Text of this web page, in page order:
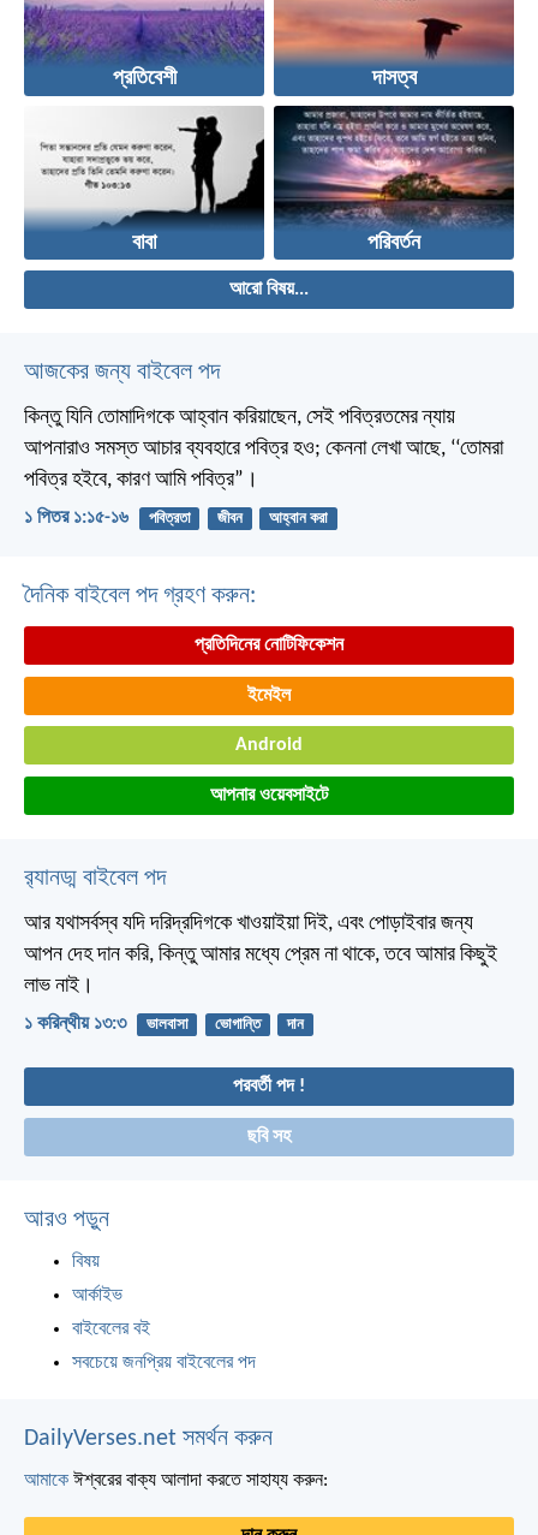
প্রতিবেশী দাসত্ব
বাবা পরিবর্তন
আরো বিষয়...
আজকের জন্য বাইবেল পদ
কিন্তু যিনি তোমাদিগকে আহ্বান করিয়াছেন, সেই পবিত্রতমের ন্যায়
আপনারাও সমস্ত আচার ব্যবহারে পবিত্র হও; কেননা লেখা আছে, ‘‘তোমরা
পবিত্র হইবে, কারণ আমি পবিত্র”।
১ পিতর ১:১৫-১৬ পবিত্রতা জীবন আহ্বান করা
দৈনিক বাইবেল পদ গ্রহণ করুন:
প্রতিদিনের নোটিফিকেশন
ইমেইল
Android
আপনার ওয়েবসাইটে
র‌্যানড্ম বাইবেল পদ
আর যথাসর্বস্ব যদি দরিদ্রদিগকে খাওয়াইয়া দিই, এবং পোড়াইবার জন্য
আপন দেহ দান করি, কিন্তু আমার মধ্যে প্রেম না থাকে, তবে আমার কিছুই
লাভ নাই।
১ করিন্থীয় ১৩:৩ ভালবাসা ভোগান্তি দান
পরবর্তী পদ !
ছবি সহ
আরও পড়ুন
বিষয়
আর্কাইভ
বাইবেলের বই
সবচেয়ে জনপ্রিয় বাইবেলের পদ
DailyVerses.net সমর্থন করুন
আমাকে ঈশ্বরের বাক্য আলাদা করতে সাহায্য করুন: